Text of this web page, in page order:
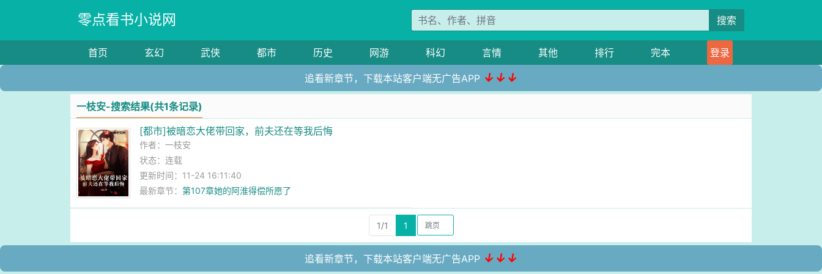
零点看书小说网 搜索
首页 玄幻 武侠 都市 历史 网游 科幻 言情 其他 排行 完本 登录
追看新章节，下载本站客户端无广告APP ↓↓↓
一枝安-搜索结果(共1条记录)
[都市]被暗恋大佬带回家，前夫还在等我后悔
作者：一枝安
状态：连载
更新时间：11-24 16:11:40
最新章节：第107章她的阿淮得偿所愿了
1/1 1
追看新章节，下载本站客户端无广告APP ↓↓↓